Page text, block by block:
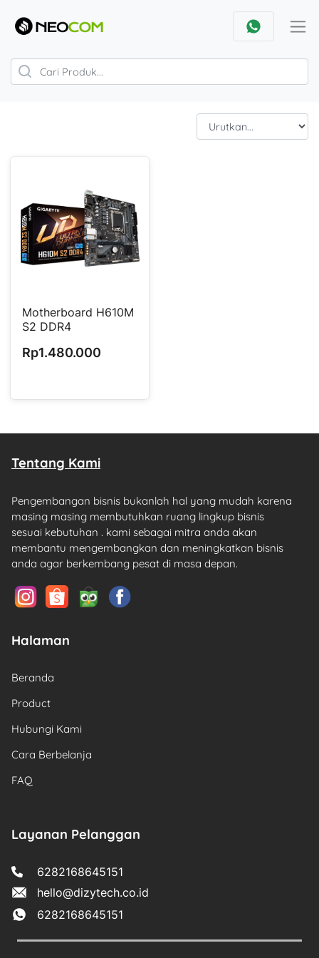
Motherboard H610M
S2 DDR4
Rp1.480.000
Tentang Kami
Pengembangan bisnis bukanlah hal yang mudah karena
masing masing membutuhkan ruang lingkup bisnis
sesuai kebutuhan . kami sebagai mitra anda akan
membantu mengembangkan dan meningkatkan bisnis
anda agar berkembang pesat di masa depan.
Halaman
Beranda
Product
Hubungi Kami
Cara Berbelanja
FAQ
Layanan Pelanggan
6282168645151
hello@dizytech.co.id
6282168645151